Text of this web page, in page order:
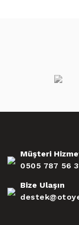
Müşteri
0505 787 56
Bize Ulaşın